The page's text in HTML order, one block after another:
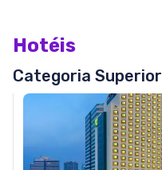
Hotéis
Categoria Superior